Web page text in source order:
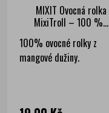
MIXIT Ovocná rolka
MixiTroll – 100 %...
100% ovocné rolky z
mangové dužiny.